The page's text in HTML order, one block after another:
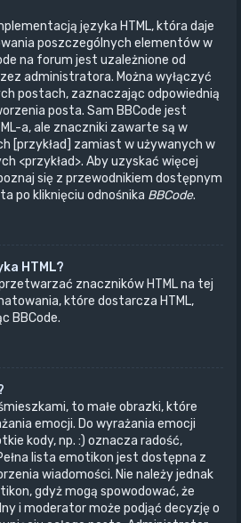
języka HTML, która daje
poszczególnych elementów w
na forum jest uzależnione od
administratora. Można wyłączyć
postach, zaznaczając odpowiednią
posta. Sam BBCode jest
a, ale znaczniki zawarte są w
[przykład] zamiast w używanych w
<przykład>. Aby uzyskać więcej
się z przewodnikiem dostępnym
po kliknięciu odnośnika BBCode.
HTML?
znaczników HTML na tej
które dostarcza HTML,
BBCode.
to małe obrazki, które
emocji. Do wyrażania emocji
kody, np. :) oznacza radość,
lista emotikon jest dostępna z
wiadomości. Nie należy jednak
gdyż mogą spowodować, że
i moderator może podjąć decyzję o